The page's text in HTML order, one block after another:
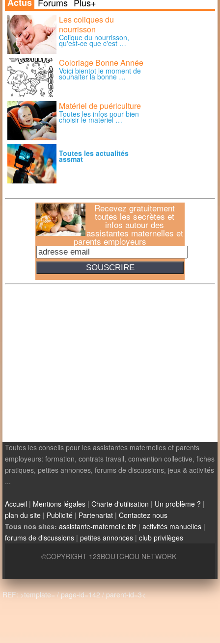
Les coliques du
nourrisson
Colique du nourrisson,
qu'est-ce que c'est …
Coloriage Bonne Année
Voici bientot le moment de
souhaiter la bonne …
Matériel de puériculture
Toutes les infos pour bien
choisir le matériel …
Toutes les actualités
assmat
Recevez gratuitement
toutes les secrètes et
infos autour des
assistantes maternelles et
parents employeurs
Toutes les conseils pour les assistantes maternelles et parents
employeurs: formation, contrats travail, convention collective, fiches
pratiques, petites annonces, forums de discussions, jeux & activités
...
Accueil | Mentions légales | Charte d'utilisation | Un problème ? |
plan du site | Publicité | Partenariat | Contactez nous
Tous nos sites: assistante-maternelle.biz | activités manuelles |
forums de discussions | petites annonces | club privilèges
©COPYRIGHT 123BOUTCHOU NETWORK
REF: >template= / page-id=142 / parent-id=3<